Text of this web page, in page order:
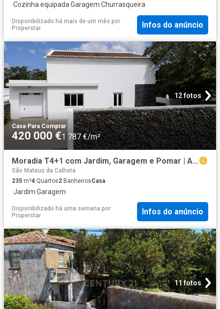
·Cozinha equipada·Garagem·Churrasqueira
Disponibilizado há mais de um mês por
Properstar
Infos do anúncio
12 fotos
Casa· Para Comprar
420 000 €1 787 €/m²
Moradia T4+1 com Jardim, Garagem e Pomar | A 5 minutos de Angra do Heroísmo
São Mateus da Calheta
235 m²4 Quartos2 BanheirosCasa
·Jardim·Garagem
Disponibilizado há uma semana por
Properstar
Infos do anúncio
11 fotos